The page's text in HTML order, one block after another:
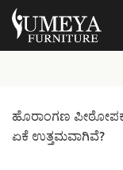
ಹೊರಾಂಗಣ
ಏಕೆ ಉತ್ತಮವಾಗಿವೆ?